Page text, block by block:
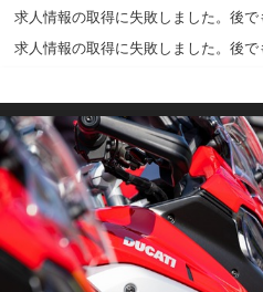
求人情報の取得に失敗しました。後で
求人情報の取得に失敗しました。後で